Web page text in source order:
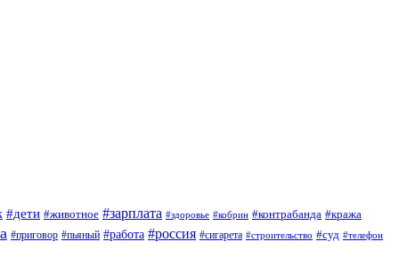
#дети #животное #зарплата #здоровье #кобрин #контрабанда #кража
#приговор #пьяный #работа #россия #сигарета #строительство #суд #телефон